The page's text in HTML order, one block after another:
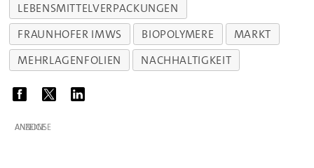
LEBENSMITTELVERPACKUNGEN
FRAUNHOFER IMWS
BIOPOLYMERE
MARKT
MEHRLAGENFOLIEN
NACHHALTIGKEIT
ANZEIGE